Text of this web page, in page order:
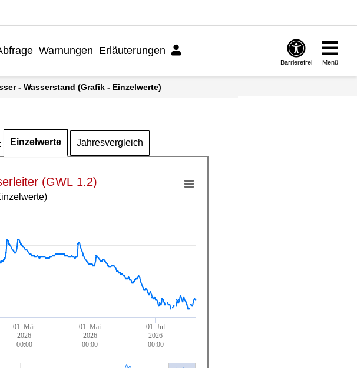
Warnungen Erläuterungen
Barrierefrei Menü
- Wasserstand (Grafik - Einzelwerte)
Einzelwerte Jahresvergleich
(GWL 1.2)
01. Mär
2026
00:00
01. Mai
2026
00:00
01. Jul
2026
00:00